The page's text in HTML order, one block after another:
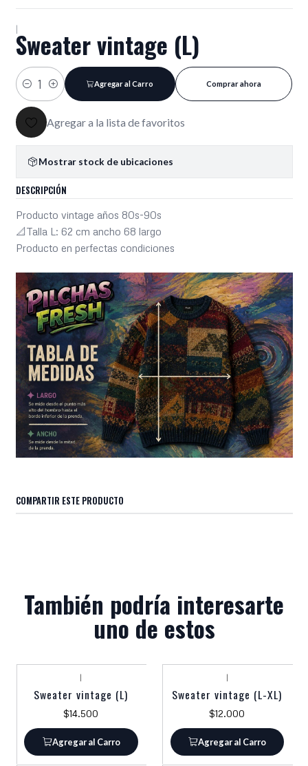
|Sweater vintage (L)
Cantidad
Agregar al Carro Comprar ahora
Agregar a la lista de favoritos
Mostrar stock de ubicaciones
DESCRIPCIÓN
Producto vintage años 80s-90s
📐Talla L: 62 cm ancho 68 largo
Producto en perfectas condiciones
COMPARTIR ESTE PRODUCTO
También podría interesarte
uno de estos
|
Sweater vintage (L)
$14.500
Agregar al Carro
|
Sweater vintage (L-XL)
$12.000
Agregar al Carro